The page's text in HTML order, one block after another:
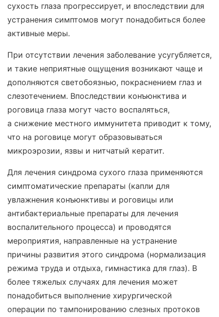
сухость глаза прогрессирует, и впоследствии для
устранения симптомов могут понадобиться более
активные меры.
При отсутствии лечения заболевание усугубляется,
и такие неприятные ощущения возникают чаще и
дополняются светобоязнью, покраснением глаз и
слезотечением. Впоследствии конъюнктива и
роговица глаза могут часто воспаляться,
а снижение местного иммунитета приводит к тому,
что на роговице могут образовываться
микроэрозии, язвы и нитчатый кератит.
Для лечения синдрома сухого глаза применяются
симптоматические препараты (капли для
увлажнения конъюнктивы и роговицы или
антибактериальные препараты для лечения
воспалительного процесса) и проводятся
мероприятия, направленные на устранение
причины развития этого синдрома (нормализация
режима труда и отдыха, гимнастика для глаз). В
более тяжелых случаях для лечения может
понадобиться выполнение хирургической
операции по тампонированию слезных протоков